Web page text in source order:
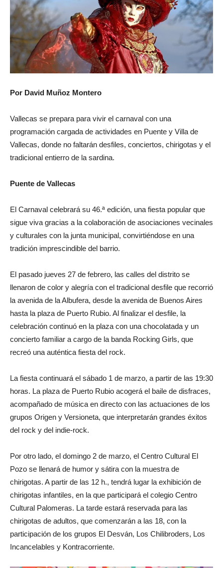
Por David Muñoz Montero
Vallecas se prepara para vivir el carnaval con una
programación cargada de actividades en Puente y Villa de
Vallecas, donde no faltarán desfiles, conciertos, chirigotas y el
tradicional entierro de la sardina.
Puente de Vallecas
El Carnaval celebrará su 46.ª edición, una fiesta popular que
sigue viva gracias a la colaboración de asociaciones vecinales
y culturales con la junta municipal, convirtiéndose en una
tradición imprescindible del barrio.
El pasado jueves 27 de febrero, las calles del distrito se
llenaron de color y alegría con el tradicional desfile que recorrió
la avenida de la Albufera, desde la avenida de Buenos Aires
hasta la plaza de Puerto Rubio. Al finalizar el desfile, la
celebración continuó en la plaza con una chocolatada y un
concierto familiar a cargo de la banda Rocking Girls, que
recreó una auténtica fiesta del rock.
La fiesta continuará el sábado 1 de marzo, a partir de las 19:30
horas. La plaza de Puerto Rubio acogerá el baile de disfraces,
acompañado de música en directo con las actuaciones de los
grupos Origen y Versioneta, que interpretarán grandes éxitos
del rock y del indie-rock.
Por otro lado, el domingo 2 de marzo, el Centro Cultural El
Pozo se llenará de humor y sátira con la muestra de
chirigotas. A partir de las 12 h., tendrá lugar la exhibición de
chirigotas infantiles, en la que participará el colegio Centro
Cultural Palomeras. La tarde estará reservada para las
chirigotas de adultos, que comenzarán a las 18, con la
participación de los grupos El Desván, Los Chilibroders, Los
Incancelables y Kontracorriente.